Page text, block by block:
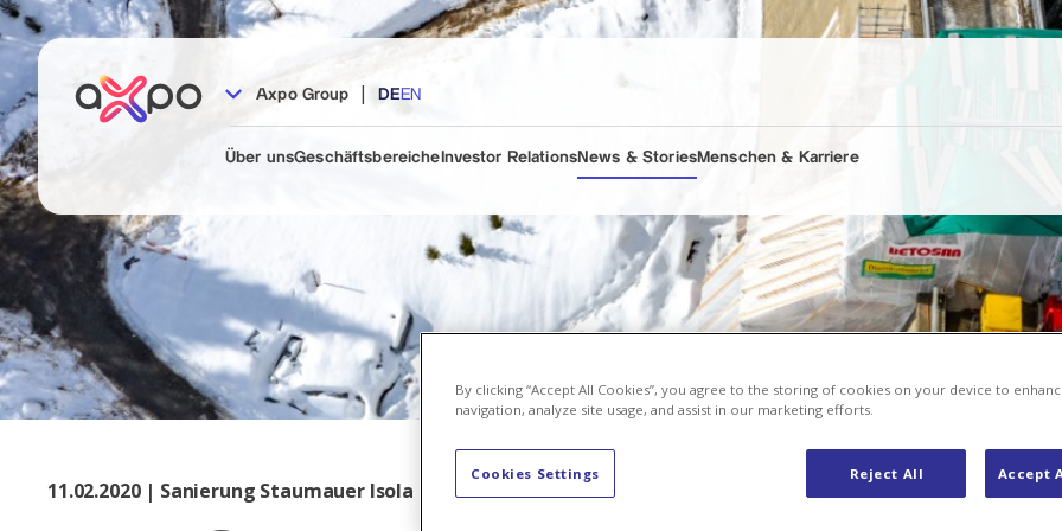
Axpo Group | DE EN
Über unsGeschäftsbereiche Investor RelationsNews & StoriesMenschen & Karriere
11.02.2020 | Sanierung Staumauer Isola
By clicking “Accept All Cookies”, you agree to the storing of cookies on your device to
navigation, analyze site usage, and assist in our marketing efforts.
Reject All Accept
Cookies Settings